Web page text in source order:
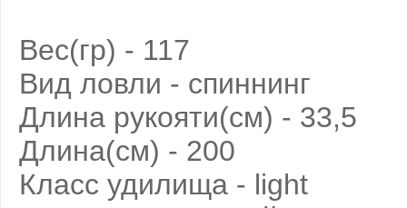
Вес(гр) - 117
Вид ловли - спиннинг
Длина рукояти(см) - 33,5
Длина(см) - 200
Класс удилища - light